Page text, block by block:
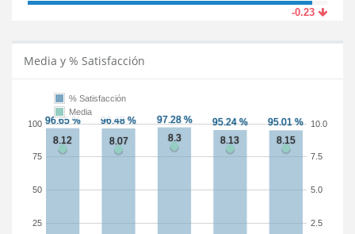
-0.23
Media y % Satisfacción
25
50
75
100
2.5
5.0
7.5
10.0
% Satisfacción
Media